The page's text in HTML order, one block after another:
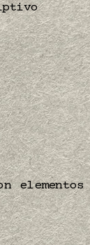
elementos